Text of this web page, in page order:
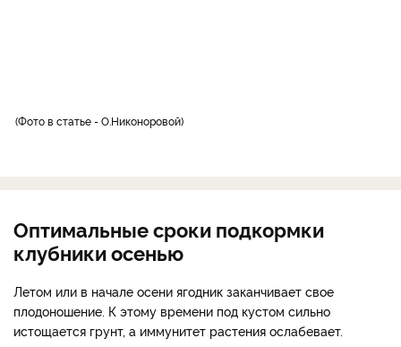
Фото в статье - О.Никоноровой
Оптимальные сроки подкормки
клубники осенью
Летом или в начале осени ягодник заканчивает свое
плодоношение. К этому времени под кустом сильно
истощается грунт, а иммунитет растения ослабевает.